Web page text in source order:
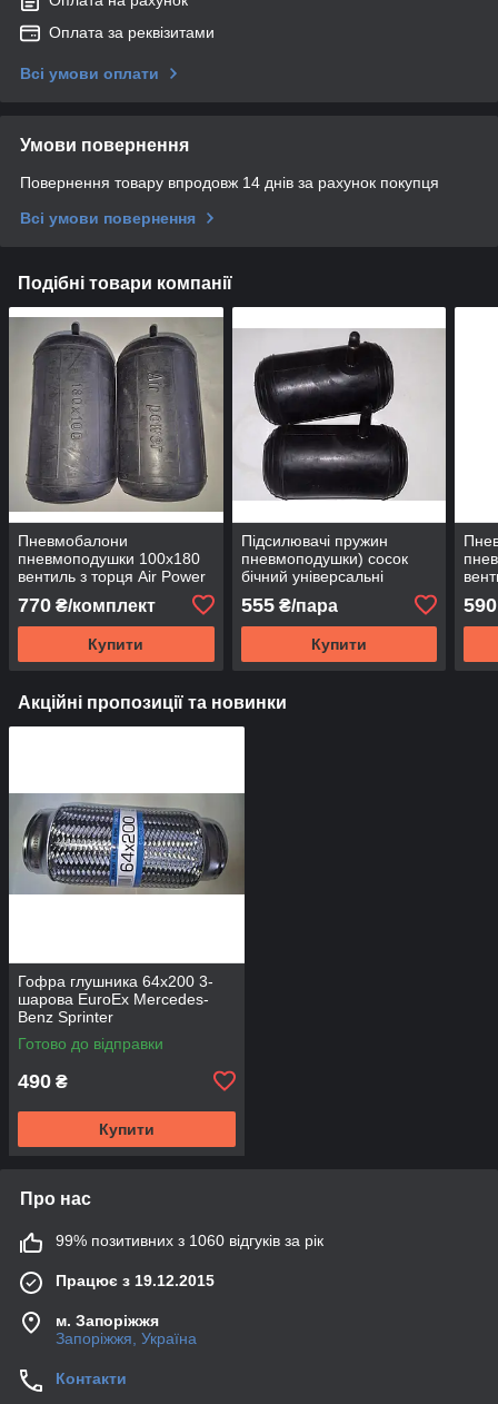
Оплата за реквізитами
Всі умови оплати
Умови повернення
Повернення товару впродовж 14 днів за рахунок покупця
Всі умови повернення
Подібні товари компанії
Пневмобалони
пневмоподушки 100x180
вентиль з торця Air Power
770 ₴/комплект
Купити
Підсилювачі пружин
пневмоподушки) сосок
бічний універсальні
(75x145) вентиль збоку Air
Power
555₴/пара
Купити
590
Акційні пропозиції та новинки
Гофра глушника 64х200 3-
шарова EuroEx Mercedes-
Benz Sprinter
Готово до відправки
490 ₴
Купити
Про нас
99% позитивних з 1060 відгуків за рік
Працює з 19.12.2015
м. Запоріжжя
Запоріжжя, Україна
Контакти